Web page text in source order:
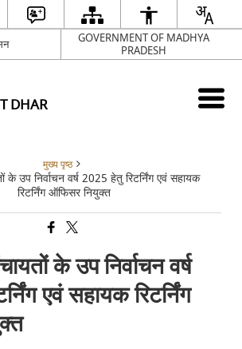
GOVERNMENT OF MADHYA
PRADESH
DHAR
मुख्य पृष्ठ
के उप निर्वाचन वर्ष 2025 हेतु रिटर्निंग एवं सहायक
रिटर्निंग ऑफिसर नियुक्त
के उप निर्वाचन वर्ष
एवं सहायक रिटर्निंग